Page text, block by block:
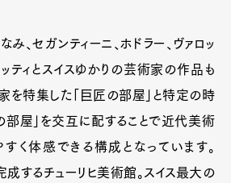
、セガンティーニ、ホドラー、ヴァロッ
ッティとスイスゆかりの芸術家の作品も
を特集した「巨匠の部屋」と特定の時
部屋」を交互に配することで近代美術
く体感できる構成となっています。
するチューリヒ美術館。スイス最大の